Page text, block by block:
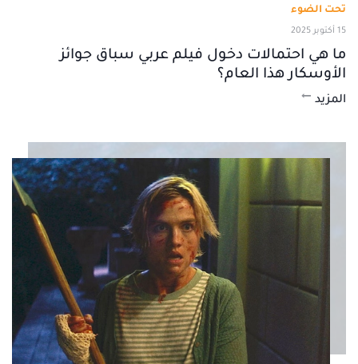
تحت الضوء
15 أكتوبر 2025
ما هي احتمالات دخول فيلم عربي سباق جوائز
الأوسكار هذا العام؟
المزيد